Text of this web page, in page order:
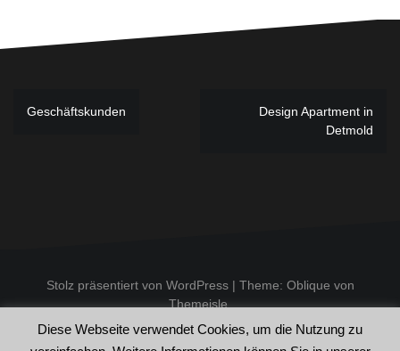
Beitragsnavigation
Geschäftskunden
Design Apartment in
Detmold
Stolz präsentiert von WordPress| Theme: Oblique von
Themeisle.
Allgemeine Geschäftsbedingungen
Diese Webseite verwendet Cookies, um die Nutzung zu